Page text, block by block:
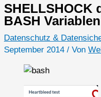
SHELLSHOCK
BASH Variablen
Datenschutz &
September 2014 / Von